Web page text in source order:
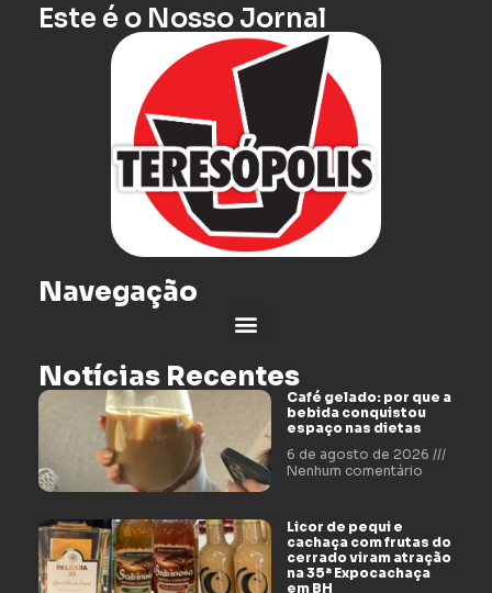
Este é o Nosso Jornal
Navegação
Notícias Recentes
Café gelado: por que a
bebida conquistou
espaço nas dietas
6 de agosto de 2026
Nenhum comentário
Licor de pequi e
cachaça com frutas do
cerrado viram atração
na 35ª Expocachaça
em BH